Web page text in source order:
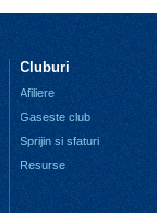
Cluburi
Afiliere
Gaseste club
Sprijin si sfaturi
Resurse